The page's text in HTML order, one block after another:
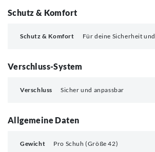
Schutz & Komfort
Schutz & Komfort Für deine Sicherheit
Verschluss-System
Verschluss Sicher und anpassbar
Allgemeine Daten
Gewicht
Pro Schuh (Größe 42)